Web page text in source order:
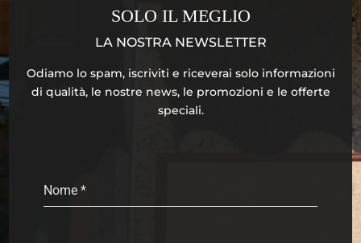
SOLO IL MEGLIO
LA NOSTRA NEWSLETTER
Odiamo lo spam, iscriviti e riceverai solo informazioni
di qualità, le nostre news, le promozioni e le offerte
speciali.
Nome*